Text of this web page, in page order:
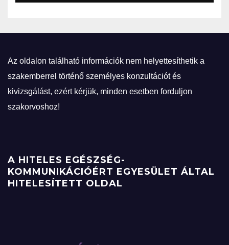
Az oldalon található információk nem helyettesíthetik a
szakemberrel történő személyes konzultációt és
kivizsgálást, ezért kérjük, minden esetben forduljon
szakorvoshoz!
A HITELES EGÉSZSÉG-
KOMMUNIKÁCIÓÉRT EGYESÜLET ÁLTAL
HITELESÍTETT OLDAL